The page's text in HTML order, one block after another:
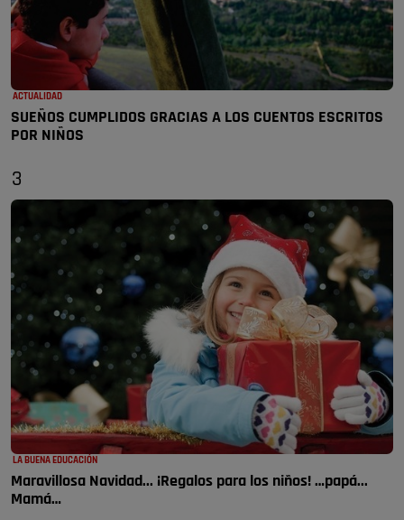
ACTUALIDAD
SUEÑOS CUMPLIDOS GRACIAS A LOS CUENTOS ESCRITOS
POR NIÑOS
3
LA BUENA EDUCACIÓN
Maravillosa Navidad... ¡Regalos para los niños! …papá...
Mamá…